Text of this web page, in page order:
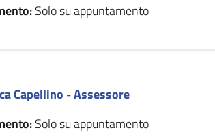
Solo su appuntamento
Capellino - Assessore
Solo su appuntamento